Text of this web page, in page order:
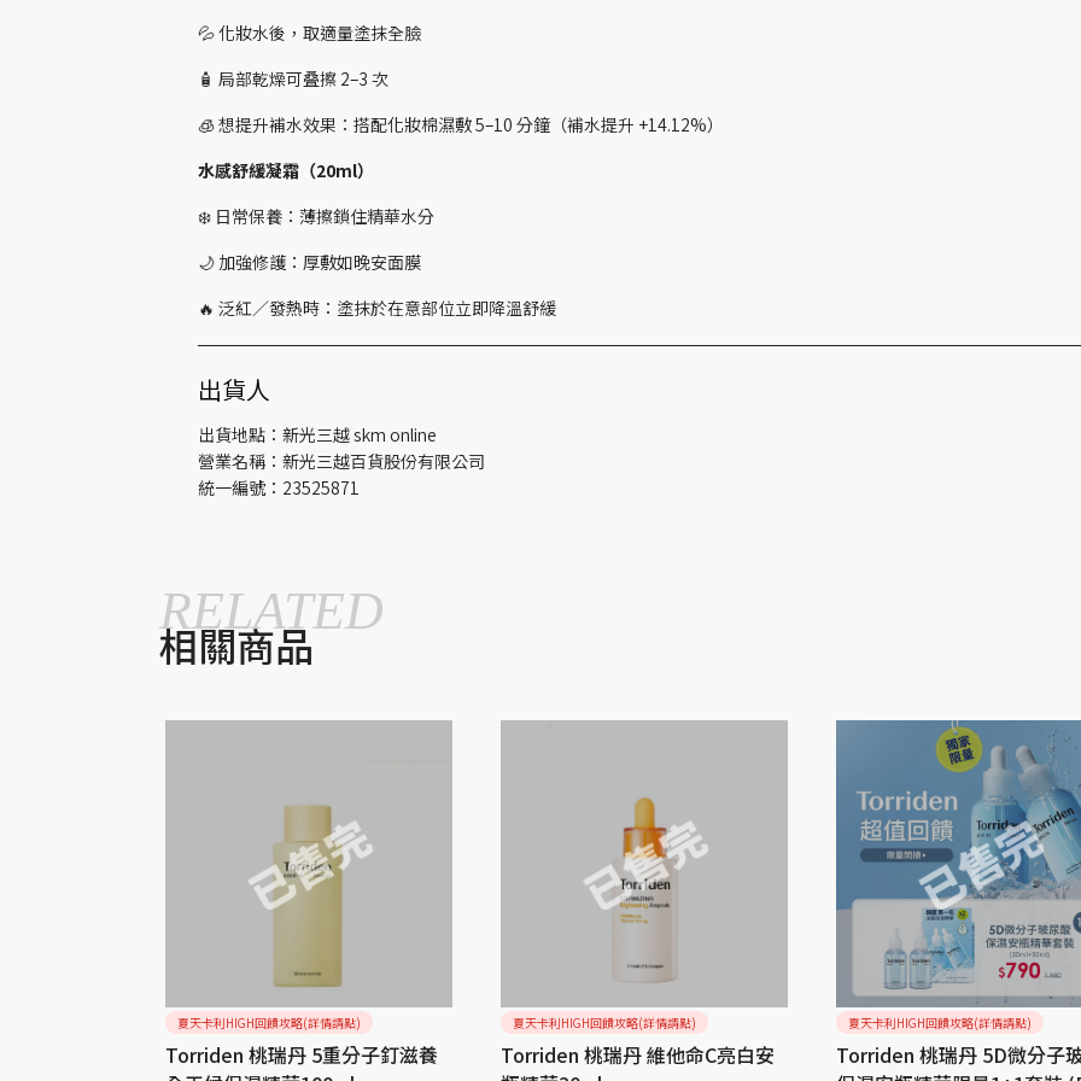
💦 化妝水後，取適量塗抹全臉
🧴 局部乾燥可叠擦 2–3 次
🧊 想提升補水效果：搭配化妝棉濕敷 5–10 分鐘（補水提升 +14.12%）
水感舒緩凝霜（20ml）
❄️ 日常保養：薄擦鎖住精華水分
🌙 加強修護：厚敷如晚安面膜
🔥 泛紅／發熱時：塗抹於在意部位立即降溫舒緩
出貨人
出貨地點：新光三越 skm online
營業名稱：新光三越百貨股份有限公司
統一編號：23525871
相關商品
RELATED
夏天卡利HIGH回饋攻略(詳情請點)
Torriden 桃瑞丹 5重分子釘滋養
夏天卡利HIGH回饋攻略(詳情請點)
Torriden 桃瑞丹 維他命C亮白安
夏天卡利HIGH回饋攻略(詳情請點)
Torriden 桃瑞丹 5D微分子